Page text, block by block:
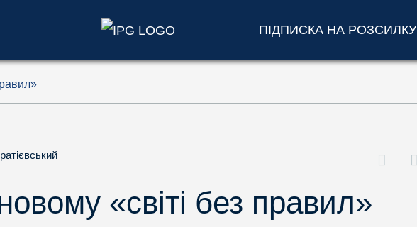
ПІДПИСКА НА РОЗСИЛКУ
«світі без правил»